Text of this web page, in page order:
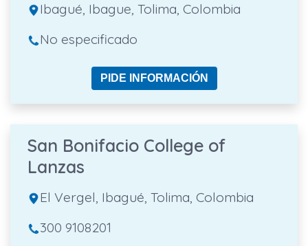
Ibagué, Ibague, Tolima, Colombia
No especificado
PIDE INFORMACIÓN
San Bonifacio College of
Lanzas
El Vergel, Ibagué, Tolima, Colombia
300 9108201